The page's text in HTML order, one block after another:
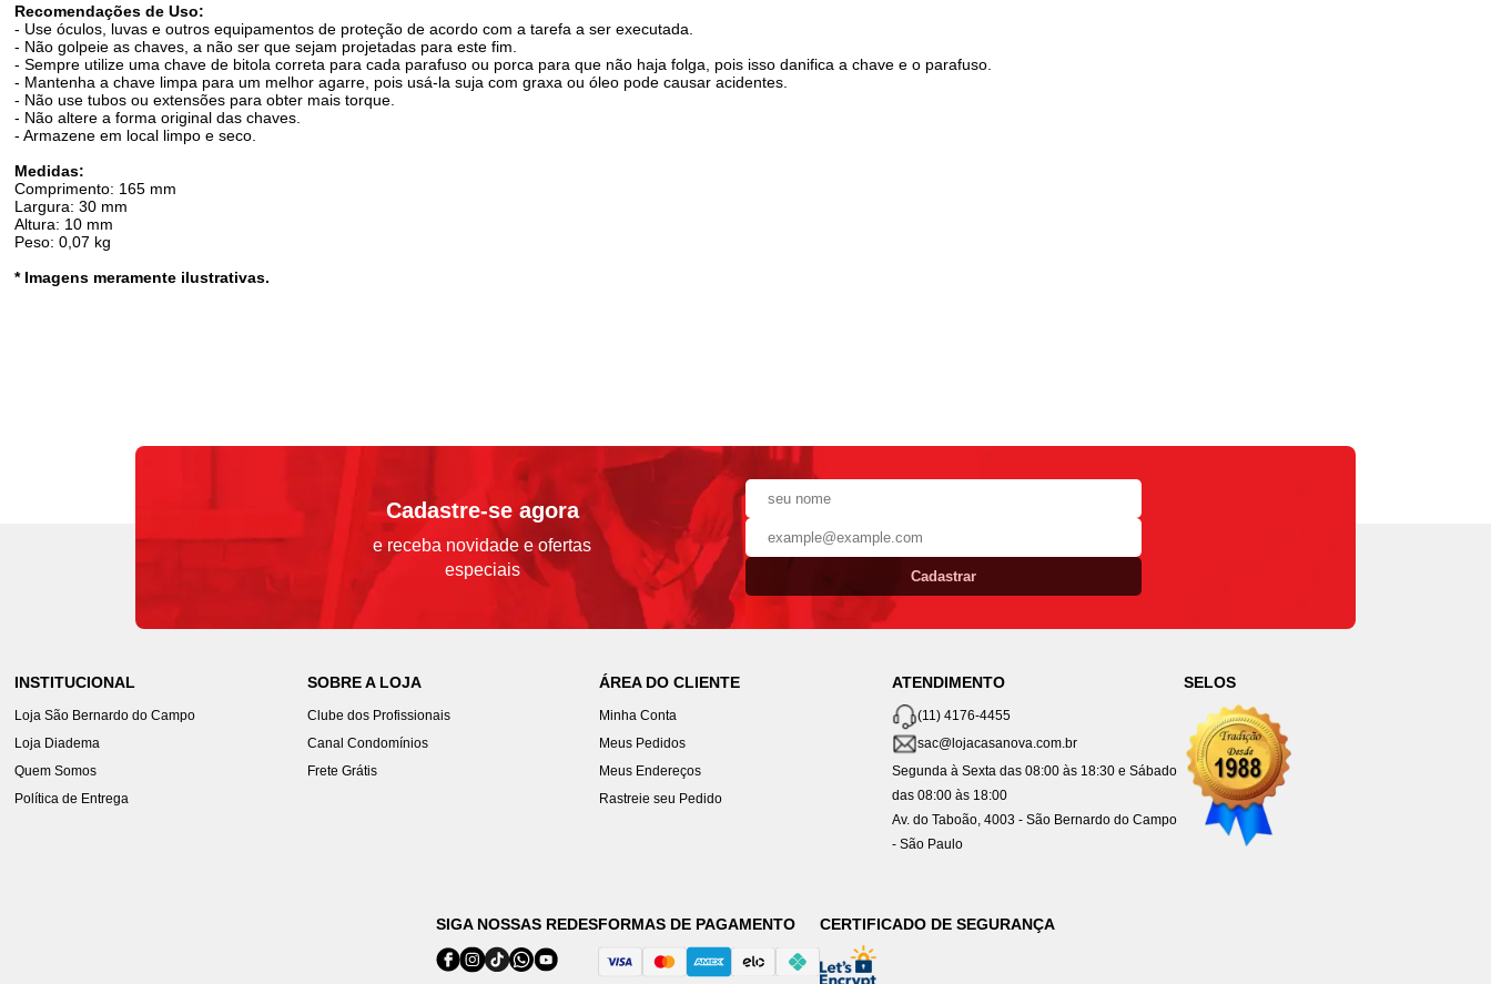
Recomendações de Uso:
- Use óculos, luvas e outros equipamentos de proteção de acordo com a tarefa a ser executada.
- Não golpeie as chaves, a não ser que sejam projetadas para este fim.
- Sempre utilize uma chave de bitola correta para cada parafuso ou porca para que não haja folga, pois isso danifica a chave e o parafuso.
- Mantenha a chave limpa para um melhor agarre, pois usá-la suja com graxa ou óleo pode causar acidentes.
- Não use tubos ou extensões para obter mais torque.
- Não altere a forma original das chaves.
- Armazene em local limpo e seco.
Medidas:
Comprimento: 165 mm
Largura: 30 mm
Altura: 10 mm
Peso: 0,07 kg
* Imagens meramente ilustrativas.
Cadastre-se agora
e receba novidade e ofertas
especiais
Cadastrar
INSTITUCIONAL
Loja São Bernardo do Campo
Loja Diadema
Quem Somos
Política de Entrega
SOBRE A LOJA
Clube dos Profissionais
Canal Condomínios
Frete Grátis
ÁREA DO CLIENTE
Minha Conta
Meus Pedidos
Meus Endereços
Rastreie seu Pedido
ATENDIMENTO
(11) 4176-4455
sac@lojacasanova.com.br
Segunda à Sexta das 08:00 às 18:30 e Sábado
das 08:00 às 18:00
Av. do Taboão, 4003 - São Bernardo do Campo
- São Paulo
SELOS
SIGA NOSSAS REDESFORMAS DE PAGAMENTO CERTIFICADO DE SEGURANÇA